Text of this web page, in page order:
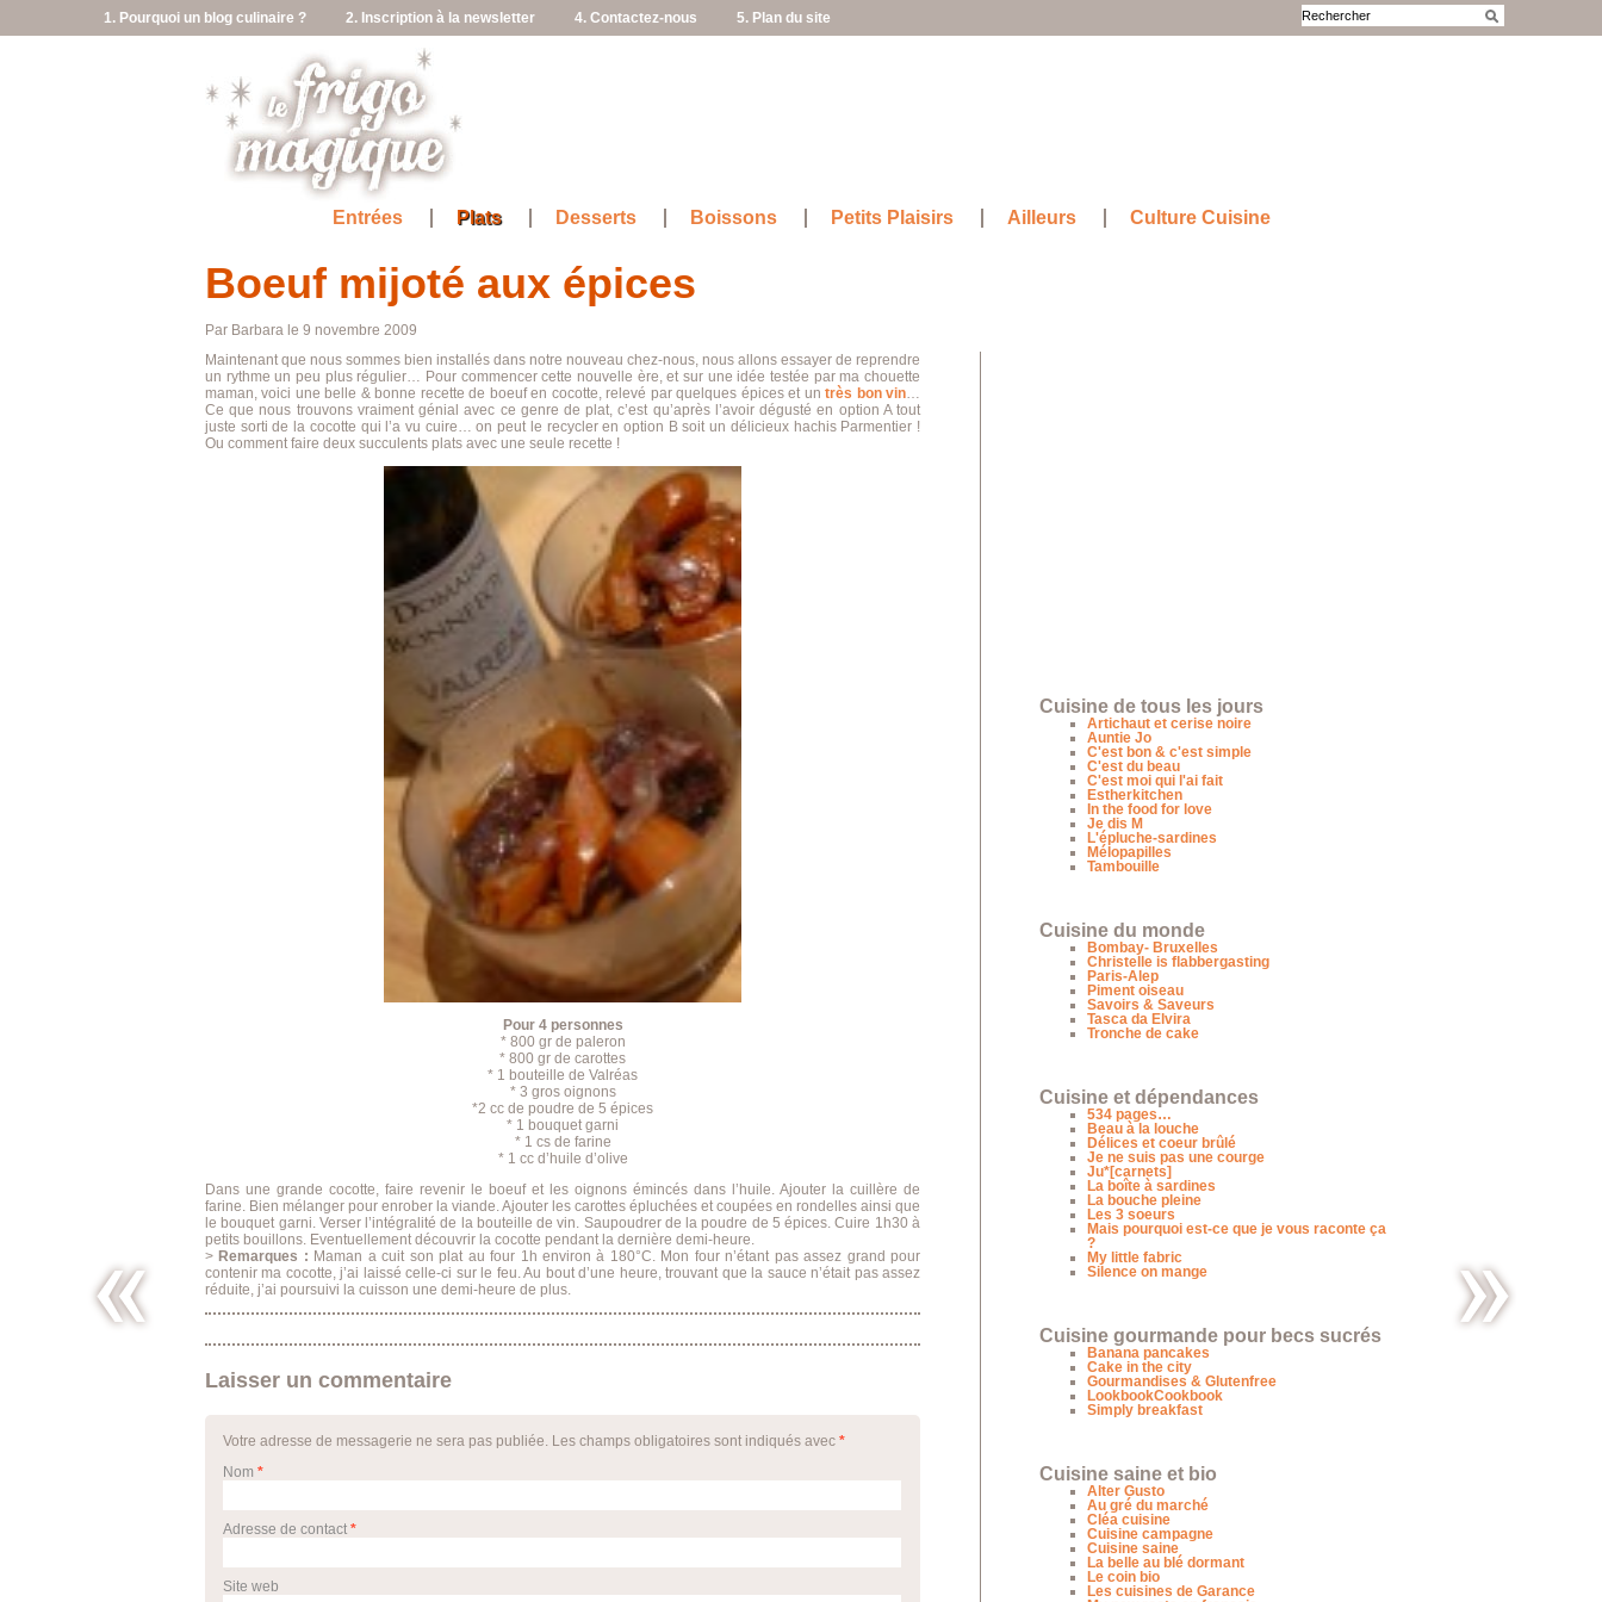
1. Pourquoi un blog culinaire ? 2. Inscription à la newsletter 4. Contactez-nous 5. Plan du site
Entrées Plats Desserts Boissons Petits Plaisirs Ailleurs Culture Cuisine
Boeuf mijoté aux épices
Par Barbara le 9 novembre 2009
Maintenant que nous sommes bien installés dans notre nouveau chez-nous, nous allons essayer de reprendre
un rythme un peu plus régulier… Pour commencer cette nouvelle ère, et sur une idée testée par ma chouette
maman, voici une belle & bonne recette de boeuf en cocotte, relevé par quelques épices et untrès bon vin…
Ce que nous trouvons vraiment génial avec ce genre de plat, c’est qu’après l’avoir dégusté en option A tout
juste sorti de la cocotte qui l’a vu cuire… on peut le recycler en option B soit un délicieux hachis Parmentier !
Ou comment faire deux succulents plats avec une seule recette !
Pour 4 personnes
* 800 gr de paleron
* 800 gr de carottes
* 1 bouteille de Valréas
* 3 gros oignons
*2 cc de poudre de 5 épices
* 1 bouquet garni
* 1 cs de farine
* 1 cc d’huile d’olive
Dans une grande cocotte, faire revenir le boeuf et les oignons émincés dans l’huile. Ajouter la cuillère de
farine. Bien mélanger pour enrober la viande. Ajouter les carottes épluchées et coupées en rondelles ainsi que
le bouquet garni. Verser l’intégralité de la bouteille de vin. Saupoudrer de la poudre de 5 épices. Cuire 1h30 à
petits bouillons. Eventuellement découvrir la cocotte pendant la dernière demi-heure.
> Remarques : Maman a cuit son plat au four 1h environ à 180°C. Mon four n’étant pas assez grand pour
contenir ma cocotte, j’ai laissé celle-ci sur le feu. Au bout d’une heure, trouvant que la sauce n’était pas assez
réduite, j’ai poursuivi la cuisson une demi-heure de plus.
Laisser un commentaire
Votre adresse de messagerie ne sera pas publiée. Les champs obligatoires sont indiqués avec *
Nom *
Adresse de contact *
Site web
Cuisine de tous les jours
Artichaut et cerise noire
Auntie Jo
C'est bon & c'est simple
C'est du beau
C'est moi qui l'ai fait
Estherkitchen
In the food for love
Je dis M
L'épluche-sardines
Mélopapilles
Tambouille
Cuisine du monde
Bombay- Bruxelles
Christelle is flabbergasting
Paris-Alep
Piment oiseau
Savoirs & Saveurs
Tasca da Elvira
Tronche de cake
Cuisine et dépendances
534 pages…
Beau à la louche
Délices et coeur brûlé
Je ne suis pas une courge
Ju*[carnets]
La boîte à sardines
La bouche pleine
Les 3 soeurs
Mais pourquoi est-ce que je vous raconte ça
?
My little fabric
Silence on mange
Cuisine gourmande pour becs sucrés
Banana pancakes
Cake in the city
Gourmandises & Glutenfree
LookbookCookbook
Simply breakfast
Cuisine saine et bio
Alter Gusto
Au gré du marché
Cléa cuisine
Cuisine campagne
Cuisine saine
La belle au blé dormant
Le coin bio
Les cuisines de Garance